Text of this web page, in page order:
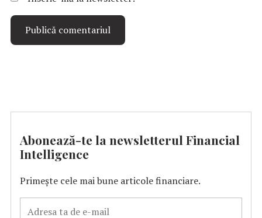
Abonează-te la newsletterul Financial
Intelligence
Primește cele mai bune articole financiare.